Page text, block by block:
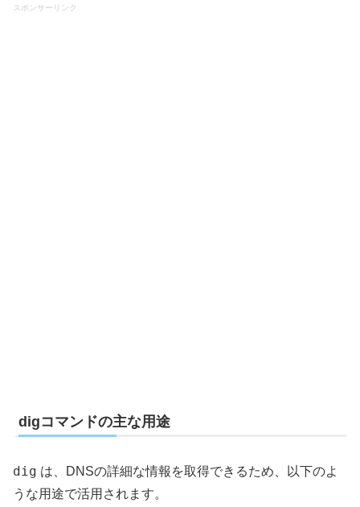
スポンサーリンク
digコマンドの主な用途
dig は、DNSの詳細な情報を取得できるため、以下のよ
うな用途で活用されます。